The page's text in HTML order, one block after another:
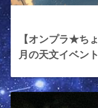
【オンプラ★ち
月の天文イベント